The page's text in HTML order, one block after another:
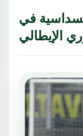
بسداسية في
الإيطالي